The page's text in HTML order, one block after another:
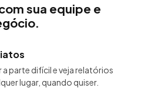
sua equipe e
a parte difícil e veja relatórios
lugar, quando quiser.